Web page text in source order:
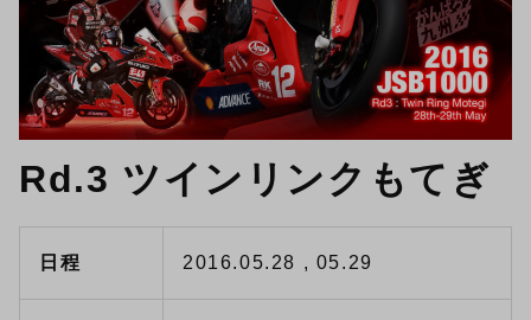
Rd.3 ツインリンクもてぎ
日程 2016.05.28 , 05.29